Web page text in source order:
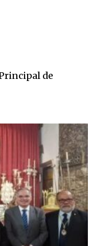
de